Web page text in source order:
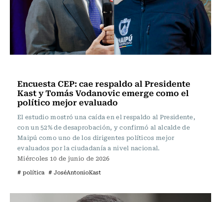
Encuesta CEP: cae respaldo al Presidente
Kast y Tomás Vodanovic emerge como el
político mejor evaluado
El estudio mostró una caída en el respaldo al Presidente,
con un 52% de desaprobación, y confirmó al alcalde de
Maipú como uno de los dirigentes políticos mejor
evaluados por la ciudadanía a nivel nacional.
Miércoles 10 de junio de 2026
# política # JoséAntonioKast